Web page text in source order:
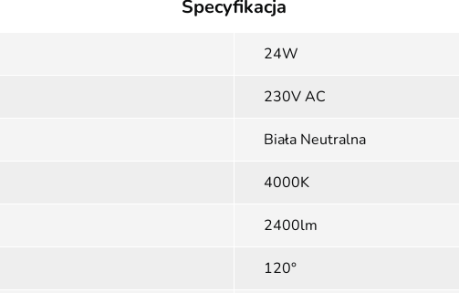
Specyfikacja
24W
230V AC
Biała Neutralna
4000K
2400lm
120°